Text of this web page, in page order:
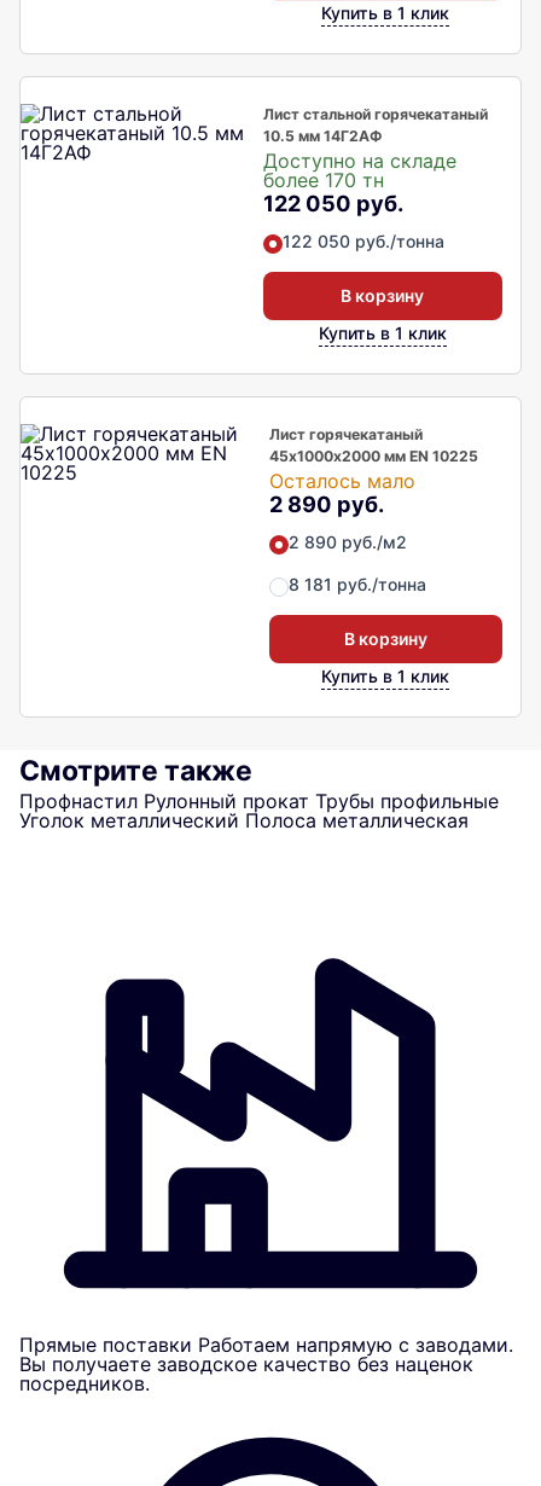
Купить в 1 клик
Лист стальной горячекатаный
10.5 мм 14Г2АФ
Доступно на складе
более 170 тн
122 050 руб.
122 050 руб./тонна
В корзину
Купить в 1 клик
Лист горячекатаный
45х1000х2000 мм EN 10225
Осталось мало
2 890 руб.
2 890 руб./м2
8 181 руб./тонна
В корзину
Купить в 1 клик
Смотрите также
Профнастил Рулонный прокат Трубы профильные
Уголок металлический Полоса металлическая
Прямые поставки Работаем напрямую с заводами.
Вы получаете заводское качество без наценок
посредников.